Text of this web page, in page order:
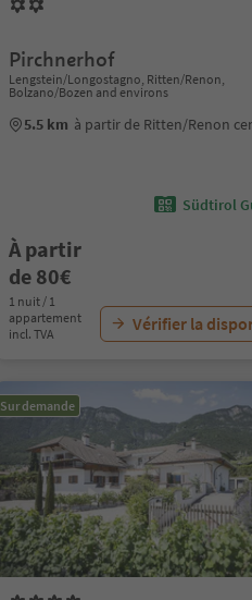
Pirchnerhof
Lengstein/Longostagno, Ritten/Renon,
Bolzano/Bozen and environs
5.5 km à partir de Ritten/Renon
Südtirol
À partir
de 80€
1 nuit / 1
appartement
incl. TVA
Vérifier la
Sur demande